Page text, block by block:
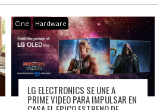
Cine Hardware
LG ELECTRONICS SE UNE A
PRIME VIDEO PARA IMPULSAR EN